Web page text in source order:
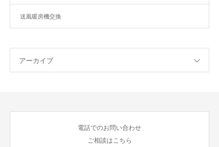
送風暖房機交換
アーカイブ
電話でのお問い合わせ
ご相談はこちら